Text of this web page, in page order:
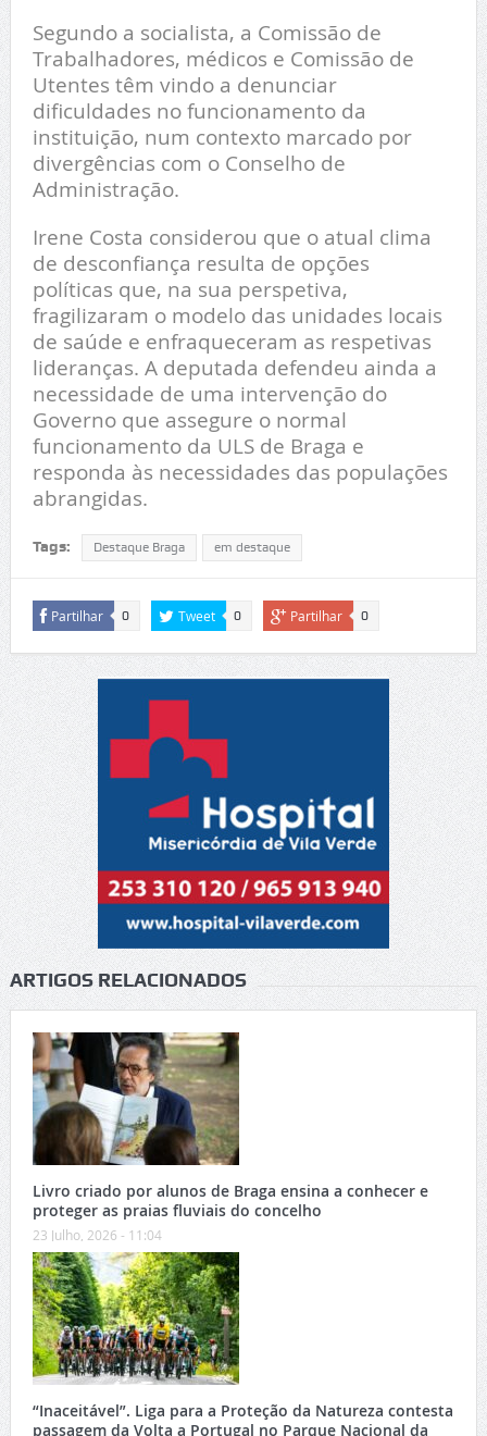
Segundo a socialista, a Comissão de
Trabalhadores, médicos e Comissão de
Utentes têm vindo a denunciar
dificuldades no funcionamento da
instituição, num contexto marcado por
divergências com o Conselho de
Administração.
Irene Costa considerou que o atual clima
de desconfiança resulta de opções
políticas que, na sua perspetiva,
fragilizaram o modelo das unidades locais
de saúde e enfraqueceram as respetivas
lideranças. A deputada defendeu ainda a
necessidade de uma intervenção do
Governo que assegure o normal
funcionamento da ULS de Braga e
responda às necessidades das populações
abrangidas.
Tags: Destaque Braga em destaque
Partilhar 0 Tweet 0 Partilhar 0
ARTIGOS RELACIONADOS
Livro criado por alunos de Braga ensina a conhecer e
proteger as praias fluviais do concelho
23 Julho, 2026 - 11:04
“Inaceitável”. Liga para a Proteção da Natureza contesta
passagem da Volta a Portugal no Parque Nacional da